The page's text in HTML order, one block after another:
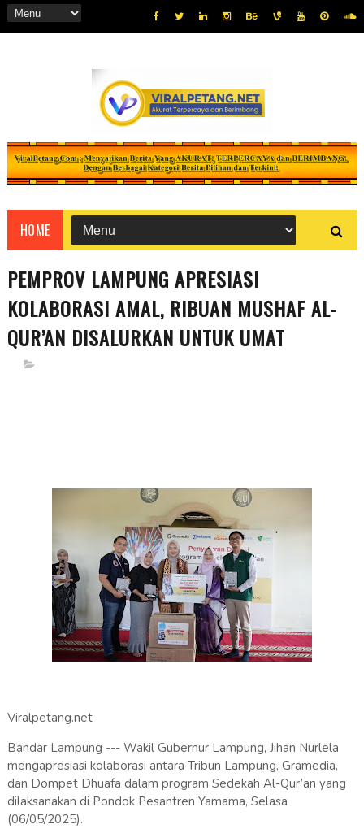
HOME
PEMPROV LAMPUNG APRESIASI
KOLABORASI AMAL, RIBUAN MUSHAF AL-
QUR’AN DISALURKAN UNTUK UMAT
Viralpetang.net
Bandar Lampung --- Wakil Gubernur Lampung, Jihan Nurlela
mengapresiasi kolaborasi antara Tribun Lampung, Gramedia,
dan Dompet Dhuafa dalam program Sedekah Al-Qur’an yang
dilaksanakan di Pondok Pesantren Yamama, Selasa
(06/05/2025).